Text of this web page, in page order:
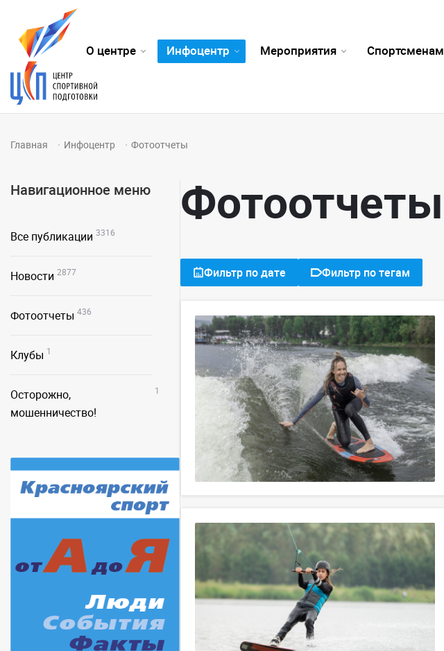
О центре Инфоцентр Мероприятия Спортсменам
Главная Инфоцентр Фотоотчеты
Навигационное меню
Все публикации 3316
Новости 2877
Фотоотчеты 436
Клубы 1
Осторожно,
мошенничество!
1
Фотоотчеты
Фильтр по дате Фильтр по тегам